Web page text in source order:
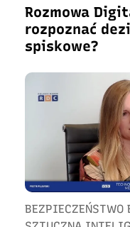
Rozmowa
rozpoznać
spiskowe?
BEZPIECZEŃSTWO